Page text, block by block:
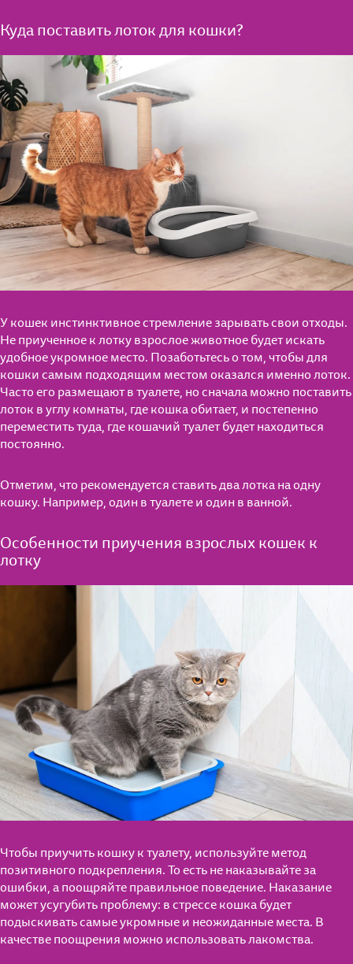
Куда поставить лоток для кошки?
У кошек инстинктивное стремление зарывать свои отходы.
Не приученное к лотку взрослое животное будет искать
удобное укромное место. Позаботьтесь о том, чтобы для
кошки самым подходящим местом оказался именно лоток.
Часто его размещают в туалете, но сначала можно поставить
лоток в углу комнаты, где кошка обитает, и постепенно
переместить туда, где кошачий туалет будет находиться
постоянно.
Отметим, что рекомендуется ставить два лотка на одну
кошку. Например, один в туалете и один в ванной.
Особенности приучения взрослых кошек к
лотку
Чтобы приучить кошку к туалету, используйте метод
позитивного подкрепления. То есть не наказывайте за
ошибки, а поощряйте правильное поведение. Наказание
может усугубить проблему: в стрессе кошка будет
подыскивать самые укромные и неожиданные места. В
качестве поощрения можно использовать лакомства.